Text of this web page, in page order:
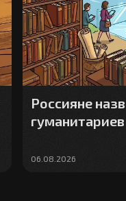
Россияне
06.08.2026